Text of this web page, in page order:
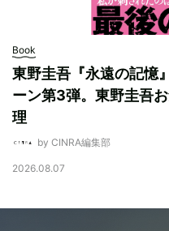
Book
東野圭吾『永遠の記憶
ーン第3弾。東野圭吾
理
by CINRA編集部
2026.08.07